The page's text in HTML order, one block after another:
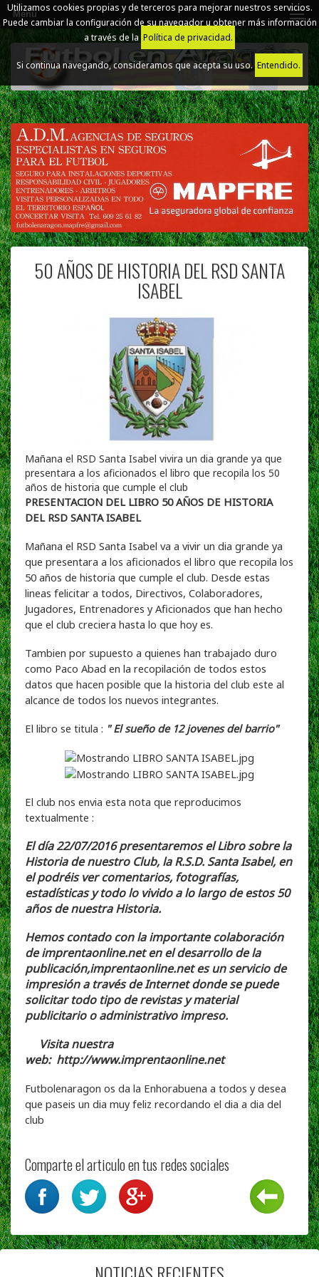
Utilizamos cookies propias y de terceros para mejorar nuestros servicios.
Puede cambiar la configuración de su navegador u obtener más información
a través de la Política de privacidad.
Si continua navegando, consideramos que acepta su uso.Entendido.
Menú
50 AÑOS DE HISTORIA DEL RSD SANTA
ISABEL
Mañana el RSD Santa Isabel vivira un dia grande ya que
presentara a los aficionados el libro que recopila los 50
años de historia que cumple el club
PRESENTACION DEL LIBRO 50 AÑOS DE HISTORIA
DEL RSD SANTA ISABEL
Mañana el RSD Santa Isabel va a vivir un dia grande ya
que presentara a los aficionados el libro que recopila los
50 años de historia que cumple el club. Desde estas
lineas felicitar a todos, Directivos, Colaboradores,
Jugadores, Entrenadores y Aficionados que han hecho
que el club creciera hasta lo que hoy es.
Tambien por supuesto a quienes han trabajado duro
como Paco Abad en la recopilación de todos estos
datos que hacen posible que la historia del club este al
alcance de todos los nuevos integrantes.
El libro se titula : " El sueño de 12 jovenes del barrio"
El club nos envia esta nota que reproducimos
textualmente :
El día 22/07/2016 presentaremos el Libro sobre la
Historia de nuestro Club, la R.S.D. Santa Isabel, en
el podréis ver comentarios, fotografías,
estadísticas y todo lo vivido a lo largo de estos 50
años de nuestra Historia.
Hemos contado con la importante colaboración
deimprentaonline.neten el desarrollo de la
publicación,imprentaonline.net es un servicio de
impresión a través de Internet donde se puede
solicitar todo tipo de revistas y material
publicitario o administrativo impreso.
Visita nuestra
web: http://www.imprentaonline.net
Futbolenaragon os da la Enhorabuena a todos y desea
que paseis un dia muy feliz recordando el dia a dia del
club
Comparte el articulo en tus redes sociales